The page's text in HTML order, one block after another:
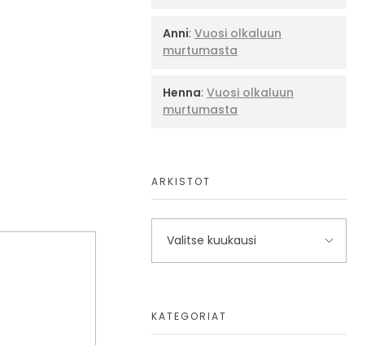
Anni: Vuosi olkaluun
murtumasta
Henna: Vuosi olkaluun
murtumasta
ARKISTOT
KATEGORIAT